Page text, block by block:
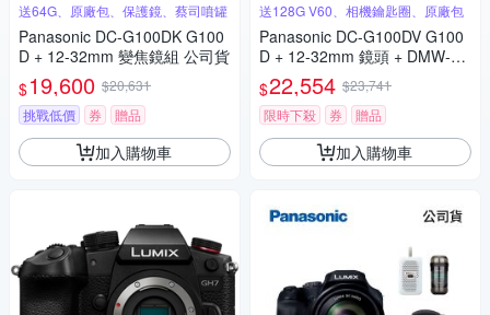
送64G、原廠包、保護鏡、蔡司噴罐
Panasonic DC-G100DK G100
D + 12-32mm 變焦鏡組 公司貨
$19,600 $20,631
挑戰低價
券 贈品
加入購物車
送128G V60、相機鑰匙圈、原廠包
Panasonic DC-G100DV G100
D + 12-32mm 鏡頭 + DMW-SH
GR2 三腳架握把組 公司貨
$22,554 $23,741
限時下殺
券 贈品
加入購物車